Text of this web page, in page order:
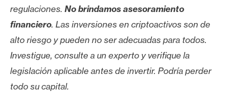
regulaciones. No brindamos asesoramiento
financiero. Las inversiones en criptoactivos son de
alto riesgo y pueden no ser adecuadas para todos.
Investigue, consulte a un experto y verifique la
legislación aplicable antes de invertir. Podría perder
todo su capital.